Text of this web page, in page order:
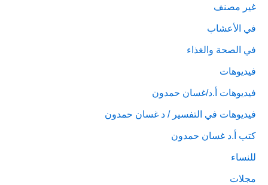
غير مصنف
في الأعشاب
في الصحة والغذاء
فيديوهات
فيديوهات أ.د/غسان حمدون
فيديوهات في التفسير / د غسان حمدون
كتب أ.د غسان حمدون
للنساء
مجلات